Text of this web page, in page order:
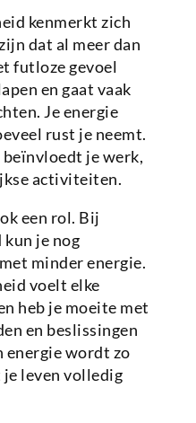
kenmerkt zich
dat al meer dan
futloze gevoel
en gaat vaak
Je energie
rust je neemt.
je werk,
activiteiten.
een rol. Bij
je nog
minder energie.
voelt elke
heb je moeite met
en beslissingen
energie wordt zo
leven volledig